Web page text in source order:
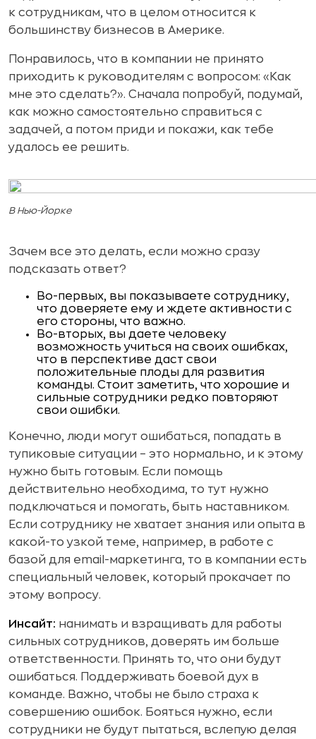
к сотрудникам, что в целом относится к
большинству бизнесов в Америке.
Понравилось, что в компании не принято
приходить к руководителям с вопросом: «Как
мне это сделать?». Сначала попробуй, подумай,
как можно самостоятельно справиться с
задачей, а потом приди и покажи, как тебе
удалось ее решить.
В Нью-Йорке
Зачем все это делать, если можно сразу
подсказать ответ?
Во-первых, вы показываете сотруднику,
что доверяете ему и ждете активности с
его стороны, что важно.
Во-вторых, вы даете человеку
возможность учиться на своих ошибках,
что в перспективе даст свои
положительные плоды для развития
команды. Стоит заметить, что хорошие и
сильные сотрудники редко повторяют
свои ошибки.
Конечно, люди могут ошибаться, попадать в
тупиковые ситуации – это нормально, и к этому
нужно быть готовым. Если помощь
действительно необходима, то тут нужно
подключаться и помогать, быть наставником.
Если сотруднику не хватает знания или опыта в
какой-то узкой теме, например, в работе с
базой для email-маркетинга, то в компании есть
специальный человек, который прокачает по
этому вопросу.
Инсайт: нанимать и взращивать для работы
сильных сотрудников, доверять им больше
ответственности. Принять то, что они будут
ошибаться. Поддерживать боевой дух в
команде. Важно, чтобы не было страха к
совершению ошибок. Бояться нужно, если
сотрудники не будут пытаться, вслепую делая